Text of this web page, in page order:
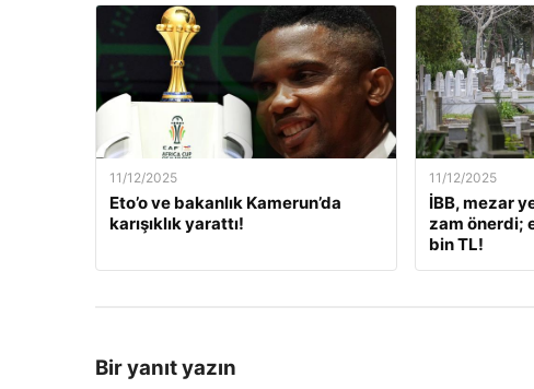
11/12/2025
Eto’o ve bakanlık Kamerun’da
karışıklık yarattı!
11/12/2025
İBB, mezar
zam önerdi;
bin TL!
Bir yanıt yazın